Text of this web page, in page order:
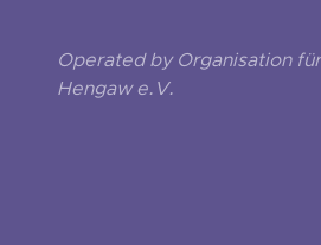
Operated by Organisation
Hengaw e.V.